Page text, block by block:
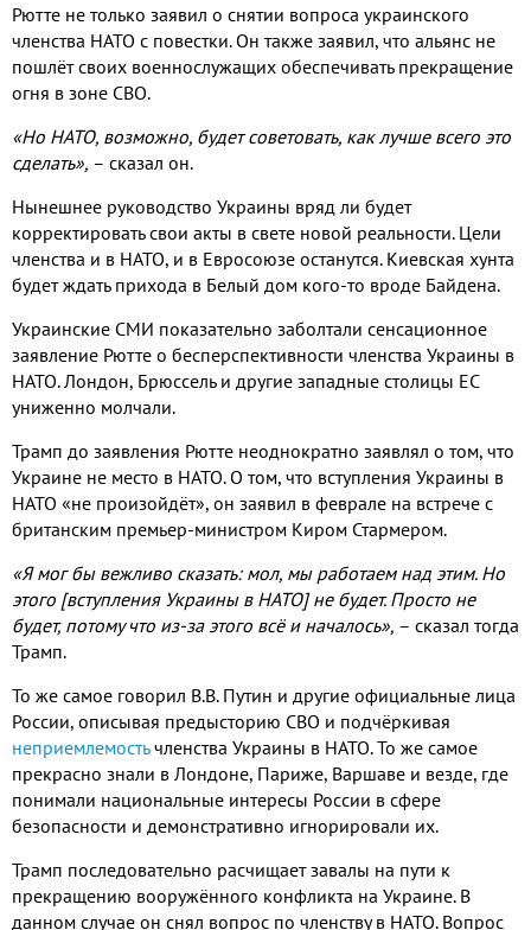
Рютте не только заявил о снятии вопроса украинского
членства НАТО с повестки. Он также заявил, что альянс не
пошлёт своих военнослужащих обеспечивать прекращение
огня в зоне СВО.
«Но НАТО, возможно, будет советовать, как лучше всего это
сделать», – сказал он.
Нынешнее руководство Украины вряд ли будет
корректировать свои акты в свете новой реальности. Цели
членства и в НАТО, и в Евросоюзе останутся. Киевская хунта
будет ждать прихода в Белый дом кого-то вроде Байдена.
Украинские СМИ показательно заболтали сенсационное
заявление Рютте о бесперспективности членства Украины в
НАТО. Лондон, Брюссель и другие западные столицы ЕС
униженно молчали.
Трамп до заявления Рютте неоднократно заявлял о том, что
Украине не место в НАТО. О том, что вступления Украины в
НАТО «не произойдёт», он заявил в феврале на встрече с
британским премьер-министром Киром Стармером.
«Я мог бы вежливо сказать: мол, мы работаем над этим. Но
этого [вступления Украины в НАТО] не будет. Просто не
будет, потому что из-за этого всё и началось», – сказал тогда
Трамп.
То же самое говорил В.В. Путин и другие официальные лица
России, описывая предысторию СВО и подчёркивая
неприемлемостьчленства Украины в НАТО. То же самое
прекрасно знали в Лондоне, Париже, Варшаве и везде, где
понимали национальные интересы России в сфере
безопасности и демонстративно игнорировали их.
Трамп последовательно расчищает завалы на пути к
прекращению вооружённого конфликта на Украине. В
данном случае он снял вопрос по членству в НАТО. Вопрос